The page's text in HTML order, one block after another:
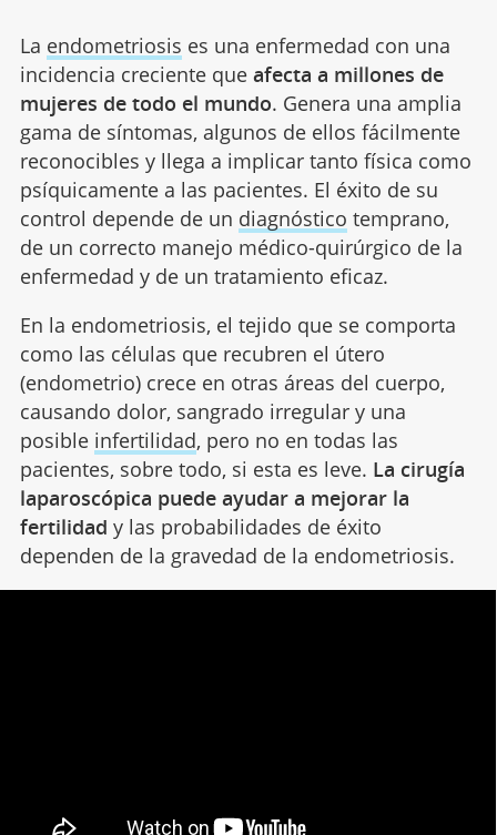
La endometriosis es una enfermedad con una
incidencia creciente que afecta a millones de
mujeres de todo el mundo. Genera una amplia
gama de síntomas, algunos de ellos fácilmente
reconocibles y llega a implicar tanto física como
psíquicamente a las pacientes. El éxito de su
control depende de un diagnóstico temprano,
de un correcto manejo médico-quirúrgico de la
enfermedad y de un tratamiento eficaz.
En la endometriosis, el tejido que se comporta
como las células que recubren el útero
(endometrio) crece en otras áreas del cuerpo,
causando dolor, sangrado irregular y una
posible infertilidad, pero no en todas las
pacientes, sobre todo, si esta es leve. La cirugía
laparoscópica puede ayudar a mejorar la
fertilidad y las probabilidades de éxito
dependen de la gravedad de la endometriosis.